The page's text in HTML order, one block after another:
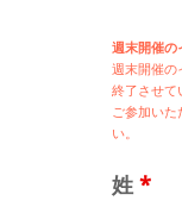
週末開催の
週末開催の
終了させて
ご参加い
い。
姓 *